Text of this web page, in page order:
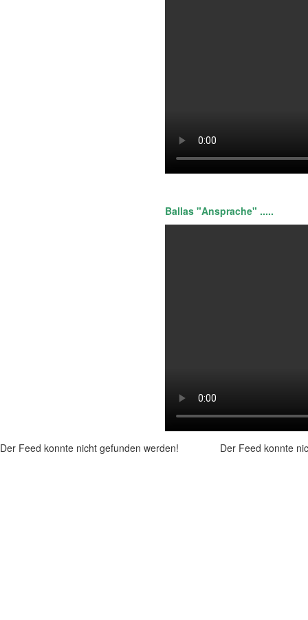
Ballas "Ansprache" .....
Der Feed konnte nicht gefunden werden! Der Feed konnte